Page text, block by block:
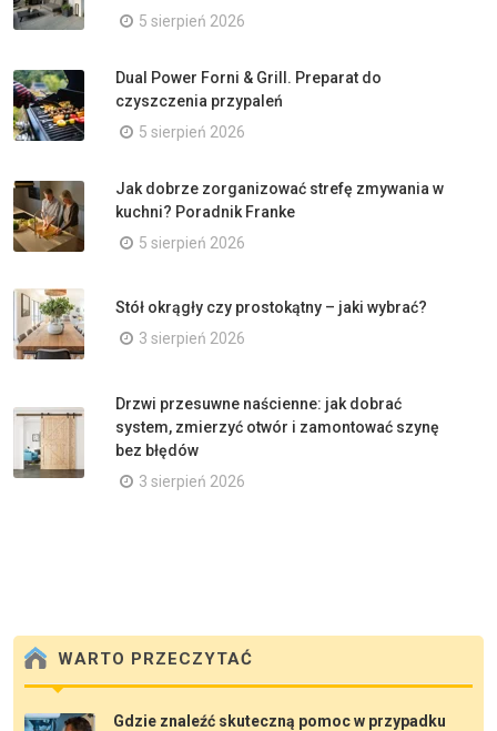
5 sierpień 2026
Dual Power Forni & Grill. Preparat do
czyszczenia przypaleń
5 sierpień 2026
Jak dobrze zorganizować strefę zmywania w
kuchni? Poradnik Franke
5 sierpień 2026
Stół okrągły czy prostokątny – jaki wybrać?
3 sierpień 2026
Drzwi przesuwne naścienne: jak dobrać
system, zmierzyć otwór i zamontować szynę
bez błędów
3 sierpień 2026
WARTO PRZECZYTAĆ
Gdzie znaleźć skuteczną pomoc w przypadku